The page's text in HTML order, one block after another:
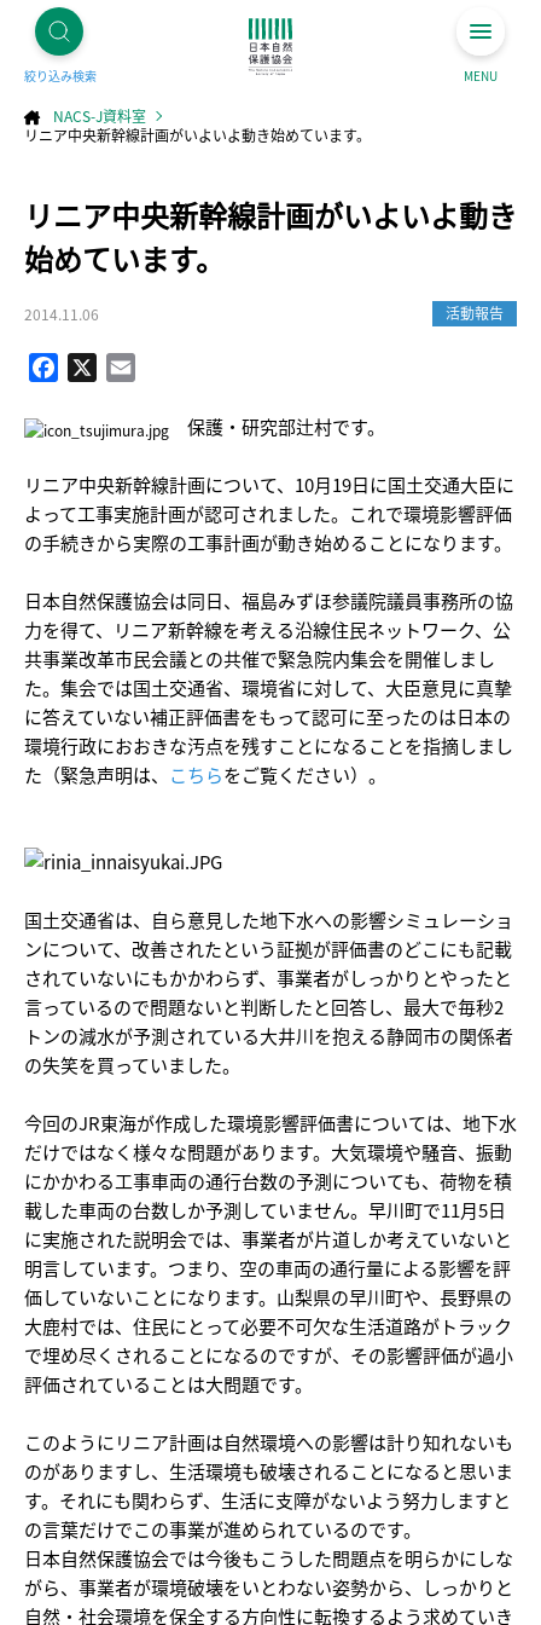
絞り込み検索 MENU
NACS-J資料室
リニア中央新幹線計画がいよいよ動き始めています。
リニア中央新幹線計画がいよいよ動き
始めています。
2014.11.06 活動報告
Facebook
保護・研究部辻村です。
リニア中央新幹線計画について、10月19日に国土交通大臣に
よって工事実施計画が認可されました。これで環境影響評価
の手続きから実際の工事計画が動き始めることになります。
日本自然保護協会は同日、福島みずほ参議院議員事務所の協
力を得て、リニア新幹線を考える沿線住民ネットワーク、公
共事業改革市民会議との共催で緊急院内集会を開催しまし
た。集会では国土交通省、環境省に対して、大臣意見に真摯
に答えていない補正評価書をもって認可に至ったのは日本の
環境行政におおきな汚点を残すことになることを指摘しまし
た（緊急声明は、 こちらをご覧ください）。
国土交通省は、自ら意見した地下水への影響シミュレーショ
ンについて、改善されたという証拠が評価書のどこにも記載
されていないにもかかわらず、事業者がしっかりとやったと
言っているので問題ないと判断したと回答し、最大で毎秒2
トンの減水が予測されている大井川を抱える静岡市の関係者
の失笑を買っていました。
今回のJR東海が作成した環境影響評価書については、地下水
だけではなく様々な問題があります。大気環境や騒音、振動
にかかわる工事車両の通行台数の予測についても、荷物を積
載した車両の台数しか予測していません。早川町で11月5日
に実施された説明会では、事業者が片道しか考えていないと
明言しています。つまり、空の車両の通行量による影響を評
価していないことになります。山梨県の早川町や、長野県の
大鹿村では、住民にとって必要不可欠な生活道路がトラック
で埋め尽くされることになるのですが、その影響評価が過小
評価されていることは大問題です。
このようにリニア計画は自然環境への影響は計り知れないも
のがありますし、生活環境も破壊されることになると思いま
す。それにも関わらず、生活に支障がないよう努力しますと
の言葉だけでこの事業が進められているのです。
日本自然保護協会では今後もこうした問題点を明らかにしな
がら、事業者が環境破壊をいとわない姿勢から、しっかりと
自然・社会環境を保全する方向性に転換するよう求めていき